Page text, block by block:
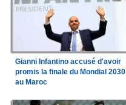
Gianni Infantino accusé d'avoir
promis la finale du Mondial 2030
au Maroc